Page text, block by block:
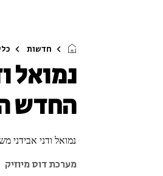
חדשות
נמואל
החדש
נמואל ודני
מערכת דוס מיוזיק